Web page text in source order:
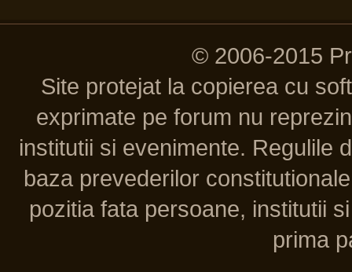
© 2006-2015
Site protejat la copierea cu
exprimate pe forum nu
institutii si evenimente. Regulile
baza prevederilor
pozitia fata persoane, institutii
prima